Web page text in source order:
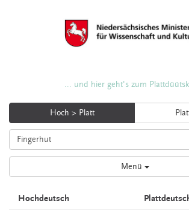
... und hier geht's zum
Hoch > Platt
Menü
Hochdeutsch